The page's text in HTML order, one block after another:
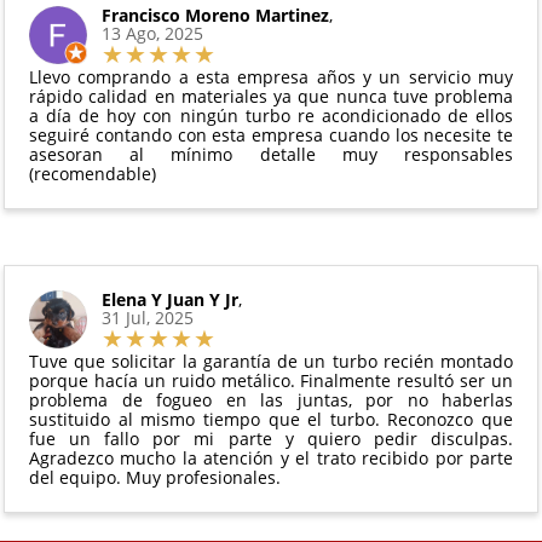
Todas nuestras garantías cumplen con la legislación
vigente. Consulta nuestras
para más información.
El productono debe haber sido montado ni
manipulado
Debe devolverse en su
perfectas condiciones
Francisco Moreno Martinez,
13 Ago, 2025
Llevo comprando a esta empresa años y un servicio muy
rápido calidad en materiales ya que nunca tuve problema
a día de hoy con ningún turbo re acondicionado de ellos
seguiré contando con esta empresa cuando los necesite te
asesoran al mínimo detalle muy responsables
(recomendable)
Elena Y Juan Y Jr,
31 Jul, 2025
Tuve que solicitar la garantía de un turbo recién montado
porque hacía un ruido metálico. Finalmente resultó ser un
problema de fogueo en las juntas, por no haberlas
sustituido al mismo tiempo que el turbo. Reconozco que
fue un fallo por mi parte y quiero pedir disculpas.
Agradezco mucho la atención y el trato recibido por parte
del equipo. Muy profesionales.